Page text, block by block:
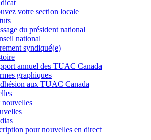
votre section locale
du président national
national
syndiqué(e)
annuel des TUAC Canada
graphiques
aux TUAC Canada
nouvelles
pour nouvelles en direct